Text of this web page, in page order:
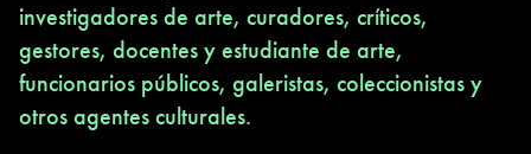
investigadores de arte, curadores, críticos,
gestores, docentes y estudiante de arte,
funcionarios públicos, galeristas, coleccionistas y
otros agentes culturales.